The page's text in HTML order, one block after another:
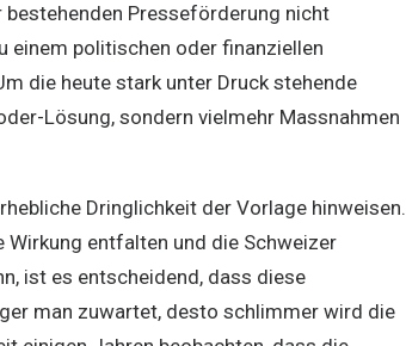
Presseförderung nicht
einem politischen oder finanziellen
die heute stark unter Druck stehende
Lösung, sondern vielmehr Massnahmen
Dringlichkeit der Vorlage hinweisen.
entfalten und die Schweizer
ist es entscheidend, dass diese
man zuwartet, desto schlimmer wird die